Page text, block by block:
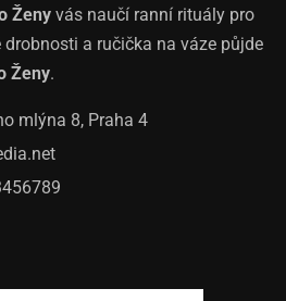
Ženy vás naučí ranní rituály pro
drobnosti a ručička na váze půjde
Ženy.
mlýna 8, Praha 4